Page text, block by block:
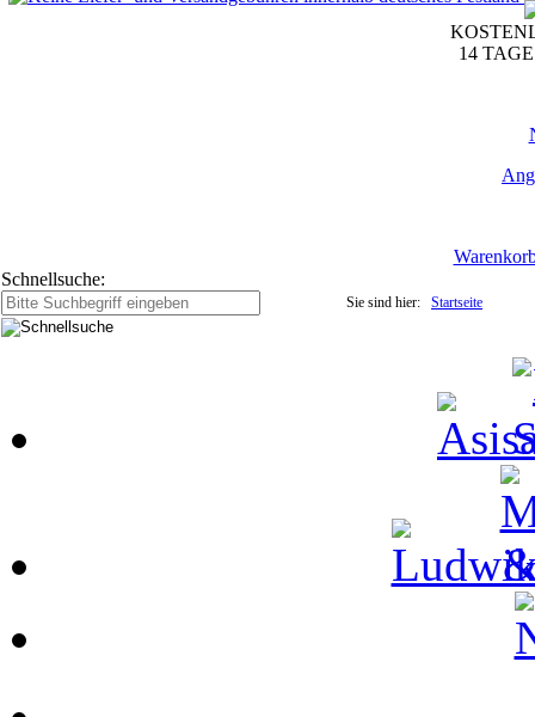
14
Schnellsuche:
Sie sind hier: Startseite